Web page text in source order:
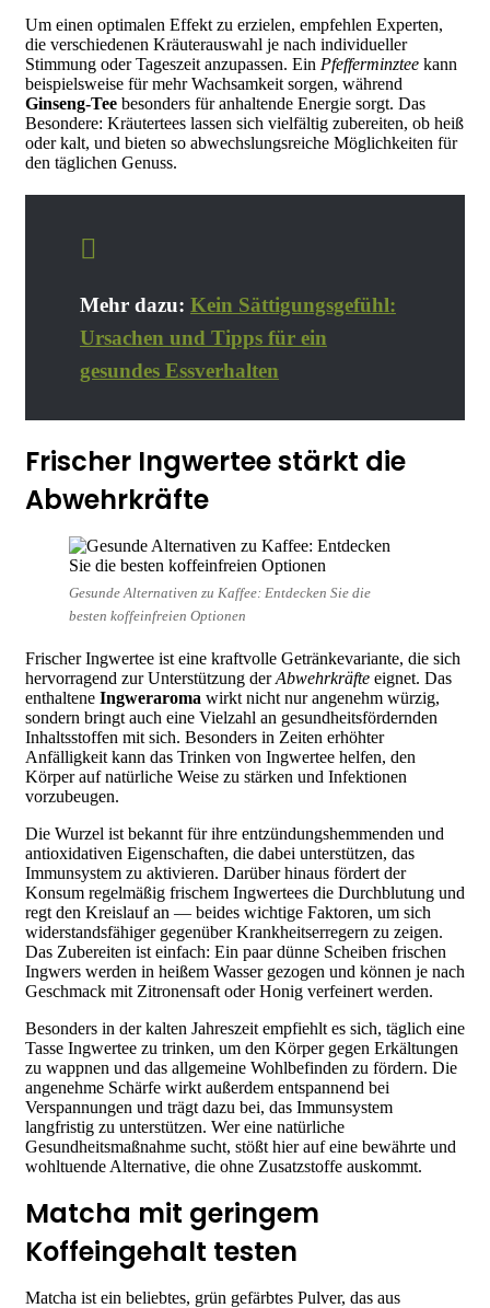
Um einen optimalen Effekt zu erzielen, empfehlen Experten,
die verschiedenen Kräuterauswahl je nach individueller
Stimmung oder Tageszeit anzupassen. Ein Pfefferminztee kann
beispielsweise für mehr Wachsamkeit sorgen, während
Ginseng-Tee besonders für anhaltende Energie sorgt. Das
Besondere: Kräutertees lassen sich vielfältig zubereiten, ob heiß
oder kalt, und bieten so abwechslungsreiche Möglichkeiten für
den täglichen Genuss.
Mehr dazu: Kein Sättigungsgefühl:
Ursachen und Tipps für ein
gesundes Essverhalten
Frischer Ingwertee stärkt die
Abwehrkräfte
Gesunde Alternativen zu Kaffee: Entdecken Sie die
besten koffeinfreien Optionen
Frischer Ingwertee ist eine kraftvolle Getränkevariante, die sich
hervorragend zur Unterstützung derAbwehrkräfte eignet. Das
enthaltene Ingweraroma wirkt nicht nur angenehm würzig,
sondern bringt auch eine Vielzahl an gesundheitsfördernden
Inhaltsstoffen mit sich. Besonders in Zeiten erhöhter
Anfälligkeit kann das Trinken von Ingwertee helfen, den
Körper auf natürliche Weise zu stärken und Infektionen
vorzubeugen.
Die Wurzel ist bekannt für ihre entzündungshemmenden und
antioxidativen Eigenschaften, die dabei unterstützen, das
Immunsystem zu aktivieren. Darüber hinaus fördert der
Konsum regelmäßig frischem Ingwertees die Durchblutung und
regt den Kreislauf an — beides wichtige Faktoren, um sich
widerstandsfähiger gegenüber Krankheitserregern zu zeigen.
Das Zubereiten ist einfach: Ein paar dünne Scheiben frischen
Ingwers werden in heißem Wasser gezogen und können je nach
Geschmack mit Zitronensaft oder Honig verfeinert werden.
Besonders in der kalten Jahreszeit empfiehlt es sich, täglich eine
Tasse Ingwertee zu trinken, um den Körper gegen Erkältungen
zu wappnen und das allgemeine Wohlbefinden zu fördern. Die
angenehme Schärfe wirkt außerdem entspannend bei
Verspannungen und trägt dazu bei, das Immunsystem
langfristig zu unterstützen. Wer eine natürliche
Gesundheitsmaßnahme sucht, stößt hier auf eine bewährte und
wohltuende Alternative, die ohne Zusatzstoffe auskommt.
Matcha mit geringem
Koffeingehalt testen
Matcha ist ein beliebtes, grün gefärbtes Pulver, das aus